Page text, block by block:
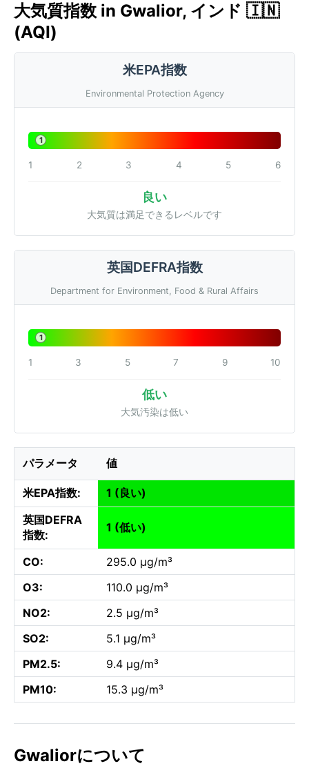
大気質指数 in Gwalior, インド 🇮🇳
(AQI)
米EPA指数
Environmental Protection Agency
1
1 2 3 4 5 6
良い
大気質は満足できるレベルです
英国DEFRA指数
Department for Environment, Food & Rural Affairs
1
1 3 5 7 9 10
低い
大気汚染は低い
パラメータ 値
米EPA指数:
1 (良い)
英国DEFRA
指数:
1 (低い)
CO:
295.0 µg/m³
O3:
110.0 µg/m³
NO2:
2.5 µg/m³
SO2:
5.1 µg/m³
PM2.5:
9.4 µg/m³
PM10:
15.3 µg/m³
Gwaliorについて